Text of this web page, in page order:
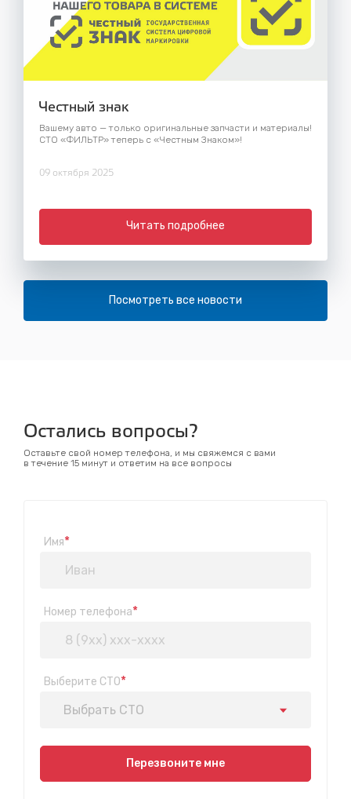
Честный знак
Вашему авто — только оригинальные запчасти и материалы!
СТО «ФИЛЬТР» теперь с «Честным Знаком»!
09 октября 2025
Читать подробнее
Посмотреть все новости
Остались вопросы?
Оставьте свой номер телефона, и мы свяжемся с вами
в течение 15 минут и ответим на все вопросы
Имя*
Номер телефона*
Выберите СТО*
Выбрать СТО
Показать на карте
Перезвоните мне